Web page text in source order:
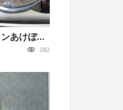
寝台特急ブルートレインあけぼの2
382